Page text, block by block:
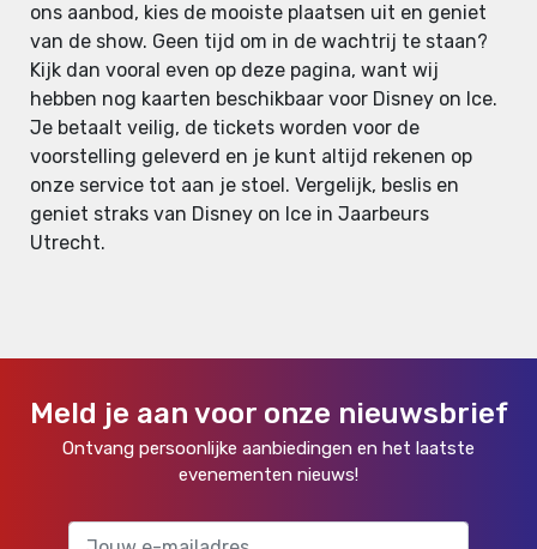
ons aanbod, kies de mooiste plaatsen uit en geniet
van de show. Geen tijd om in de wachtrij te staan?
Kijk dan vooral even op deze pagina, want wij
hebben nog kaarten beschikbaar voor Disney on Ice.
Je betaalt veilig, de tickets worden voor de
voorstelling geleverd en je kunt altijd rekenen op
onze service tot aan je stoel. Vergelijk, beslis en
geniet straks van Disney on Ice in Jaarbeurs
Utrecht.
Meld je aan voor onze nieuwsbrief
Ontvang persoonlijke aanbiedingen en het laatste
evenementen nieuws!